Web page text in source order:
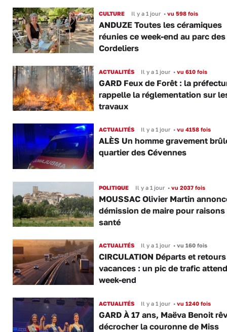
CULTURE Il y a 1 jour •vu 598 fois
ANDUZE Toutes les céramiques
réunies ce week-end au parc des
Cordeliers
ACTUALITÉS Il y a 1 jour •vu 610 fois
GARD Feux de Forêt : la
rappelle la réglementation sur
travaux
ACTUALITÉS Il y a 1 jour •vu 4158 fois
ALÈS Un homme gravement
quartier des Cévennes
POLITIQUE Il y a 1 jour •vu 2037 fois
MOUSSAC Olivier Martin
démission de maire pour raisons
santé
ACTUALITÉS Il y a 1 jour •vu 160 fois
CIRCULATION Départs et
vacances : un pic de trafic
week-end
ACTUALITÉS Il y a 1 jour •vu 1240 fois
GARD À 17 ans, Maëva Benoit
décrocher la couronne de Miss